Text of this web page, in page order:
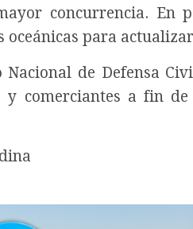
concurrencia. En
oceánicas para
de Defensa
y comerciantes a fin